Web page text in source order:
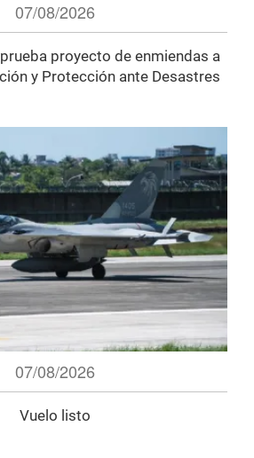
07/08/2026
proyecto de enmiendas a
y Protección ante Desastres
07/08/2026
Vuelo listo